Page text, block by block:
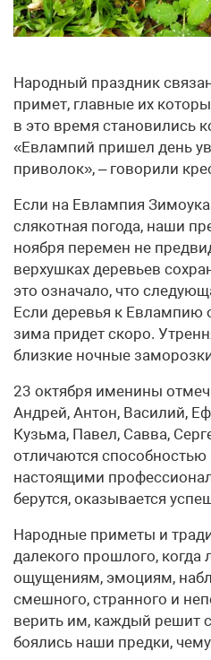
Народный праздник
примет, главные их
в это время становились
«Евлампий пришел день
приволок», – говорили
Если на Евлампия
слякотная погода, наши
ноября перемен не
верхушках деревьев
это означало, что
Если деревья к Евлампию
зима придет скоро.
близкие ночные
23 октября именины
Андрей, Антон, Василий,
Кузьма, Павел, Савва,
отличаются
настоящими
берутся, оказывается
Народные приметы и
далекого прошлого,
ощущениям, эмоциям,
смешного, странного и
верить им, каждый решит
боялись наши предки,